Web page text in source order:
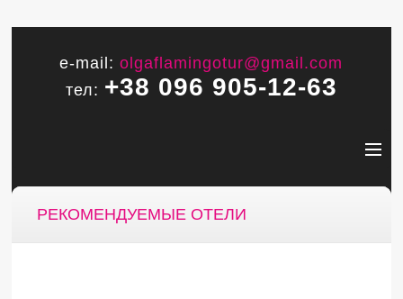
e-mail:olgaflamingotur@gmail.com
тел: +38 096 905-12-63
РЕКОМЕНДУЕМЫЕ ОТЕЛИ